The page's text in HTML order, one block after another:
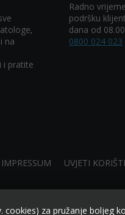
na
i pratite
Radno
podršku
dana od
0800 024 023
IMPRESSUM UVJETI
cookies) za pružanje boljeg